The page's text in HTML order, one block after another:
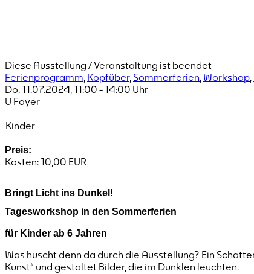
Diese Ausstellung / Veranstaltung ist beendet
Ferienprogramm Kopfüber, Sommerferien Workshop
Do. 11.07.2024 11:00 - 14:00 Uhr
U Foyer
Kinder
Preis:
Kosten: 10,00 EUR
Bringt Licht ins Dunkel!
Tagesworkshop in den Sommerferien
für Kinder ab 6 Jahren
Was huscht denn da durch die Ausstellung? Ein
Kunst“ und gestaltet Bilder, die im Dunklen leuchten.